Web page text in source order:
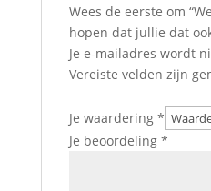
Wees de eerste om
hopen dat jullie dat
Je e-mailadres wordt
Vereiste velden zijn
Je waardering *
Je beoordeling *